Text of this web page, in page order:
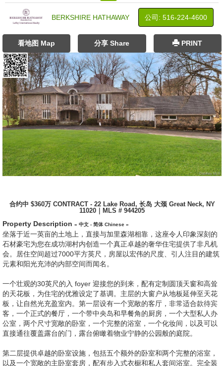
BERKSHIRE HATHAWAY 公司: ‍516-224-4600
看地图 Map 分享 Share PRINT
合约中 $360万 CONTRACT - 22 Lake Road, 长岛 大颈 Great Neck, NY
11020｜MLS # 944205
Property Description « 中文 - 简体 Chinese »
坐落于近一英亩的土地上，直接与加里森湖相靠，这座令人印象深刻的
石材豪宅为您在成功湖村内创造一个真正卓越的奢华住宅提供了非凡机
会。居住空间超过7000平方英尺，房屋以宏伟的尺度、引人注目的建筑
元素和阳光充沛的内部空间而闻名。
一个壮观的30英尺的入 foyer 迎接您的到来，配有定制圆顶天窗和高耸
的天花板，为住宅的优雅设定了基调。主层的大窗户从地板延伸至天花
板，让自然光充盈室内。第一层设有一个宽敞的客厅，非常适合款待宾
客，一个正式的餐厅，一个带中央岛和早餐角的厨房，一个大型私人办
公室，两个尺寸宽敞的卧室，一个完整的浴室，一个化妆间，以及可以
直接通往覆盖露台的门，露台俯瞰着物业宁静的公园般的庭院。
第二层提供卓越的卧室设施，包括五个额外的卧室和两个完整的浴室，
以及一个宽敞的主卧室套房，配有步入式衣橱和私人套间浴室。完全装